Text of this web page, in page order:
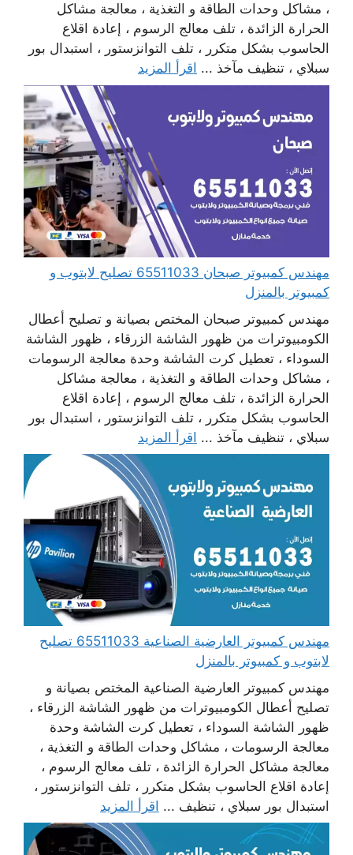
، مشاكل وحدات الطاقة و التغذية ، معالجة مشاكل
الحرارة الزائدة ، تلف معالج الرسوم ، إعادة اقلاع
الحاسوب بشكل متكرر ، تلف التوانزستور ، استبدال بور
سبلاي ، تنظيف مآخذ ... اقرأ المزيد
مهندس كمبيوتر صبحان 65511033 تصليح لابتوب و
كمبيوتر بالمنزل
مهندس كمبيوتر صبحان المختص بصيانة و تصليح أعطال
الكومبيوترات من ظهور الشاشة الزرقاء ، ظهور الشاشة
السوداء ، تعطيل كرت الشاشة وحدة معالجة الرسومات
، مشاكل وحدات الطاقة و التغذية ، معالجة مشاكل
الحرارة الزائدة ، تلف معالج الرسوم ، إعادة اقلاع
الحاسوب بشكل متكرر ، تلف التوانزستور ، استبدال بور
سبلاي ، تنظيف مآخذ ... اقرأ المزيد
مهندس كمبيوتر العارضية الصناعية 65511033 تصليح
لابتوب و كمبيوتر بالمنزل
مهندس كمبيوتر العارضية الصناعية المختص بصيانة و
تصليح أعطال الكومبيوترات من ظهور الشاشة الزرقاء ،
ظهور الشاشة السوداء ، تعطيل كرت الشاشة وحدة
معالجة الرسومات ، مشاكل وحدات الطاقة و التغذية ،
معالجة مشاكل الحرارة الزائدة ، تلف معالج الرسوم ،
إعادة اقلاع الحاسوب بشكل متكرر ، تلف التوانزستور ،
استبدال بور سبلاي ، تنظيف ... اقرأ المزيد